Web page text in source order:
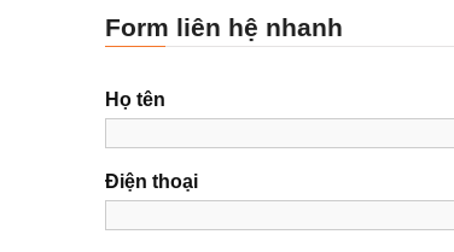
Form liên hệ nhanh
Họ tên
Điện thoại